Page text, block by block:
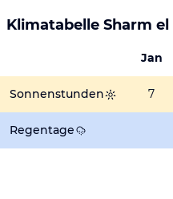
Klimatabelle Sharm el
Jan
Sonnenstunden 7
Regentage